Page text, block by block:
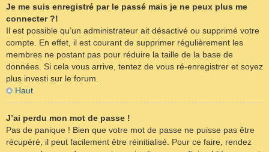
Je me suis enregistré par le passé mais je ne peux plus me
connecter ?!
Il est possible qu’un administrateur ait désactivé ou supprimé votre
compte. En effet, il est courant de supprimer régulièrement les
membres ne postant pas pour réduire la taille de la base de
données. Si cela vous arrive, tentez de vous ré-enregistrer et soyez
plus investi sur le forum.
Haut
J’ai perdu mon mot de passe !
Pas de panique ! Bien que votre mot de passe ne puisse pas être
récupéré, il peut facilement être réinitialisé. Pour ce faire, rendez